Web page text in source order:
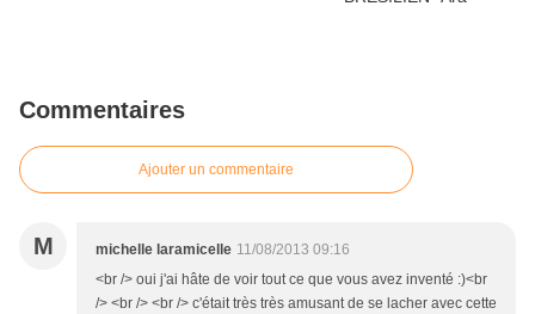
Commentaires
Ajouter un commentaire
M michelle laramicelle 11/08/2013 09:16
<br /> oui j'ai hâte de voir tout ce que vous avez inventé :)<br
/> <br /> <br /> c'était très très amusant de se lacher avec cette